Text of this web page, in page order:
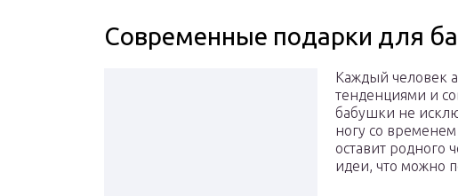
Современные подарки для
Каждый человек
тенденциями и
бабушки не
ногу со
оставит родного
идеи, что можно